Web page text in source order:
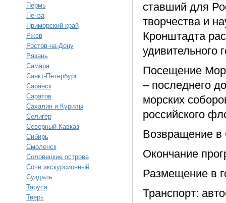
Пермь
Пенза
Приморский край
Ржев
Ростов-на-Дону
Рязань
Самара
Санкт-Петербург
Саранск
Саратов
Сахалин и Курилы
Селигер
Северный Кавказ
Сибирь
Смоленск
Соловецкие острова
Сочи экскурсионный
Суздаль
Таруса
Тверь
ставший для
творчества и
Кронштадта
удивительного
Посещение
– последнего
морских
российского
Возвращение в
Окончание
Размещение в
Транспорт: